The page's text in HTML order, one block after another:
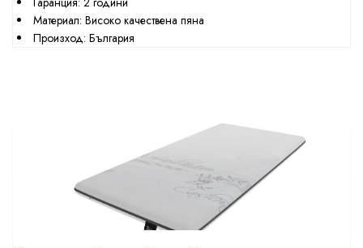
Материал: Високо качествена пяна
Произход: България